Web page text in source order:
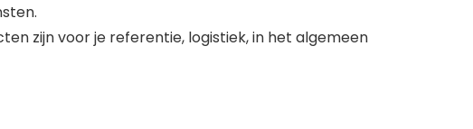
zijn voor je referentie, logistiek, in het algemeen